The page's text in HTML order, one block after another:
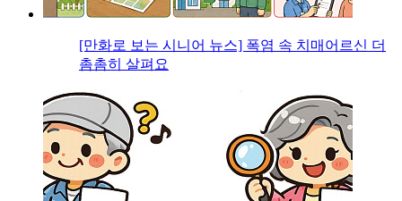
[만화로 보는 시니어 뉴스] 폭염 속 치매어르신 더
촘촘히 살펴요